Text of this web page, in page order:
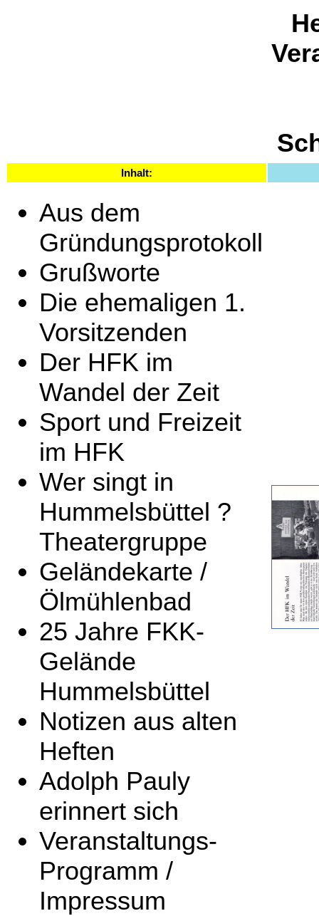
Inhalt:
Aus dem
Gründungsprotokoll
Grußworte
Die ehemaligen 1.
Vorsitzenden
Der HFK im
Wandel der Zeit
Sport und Freizeit
im HFK
Wer singt in
Hummelsbüttel ?
Theatergruppe
Geländekarte /
Ölmühlenbad
25 Jahre FKK-
Gelände
Hummelsbüttel
Notizen aus alten
Heften
Adolph Pauly
erinnert sich
Veranstaltungs-
Programm /
Impressum